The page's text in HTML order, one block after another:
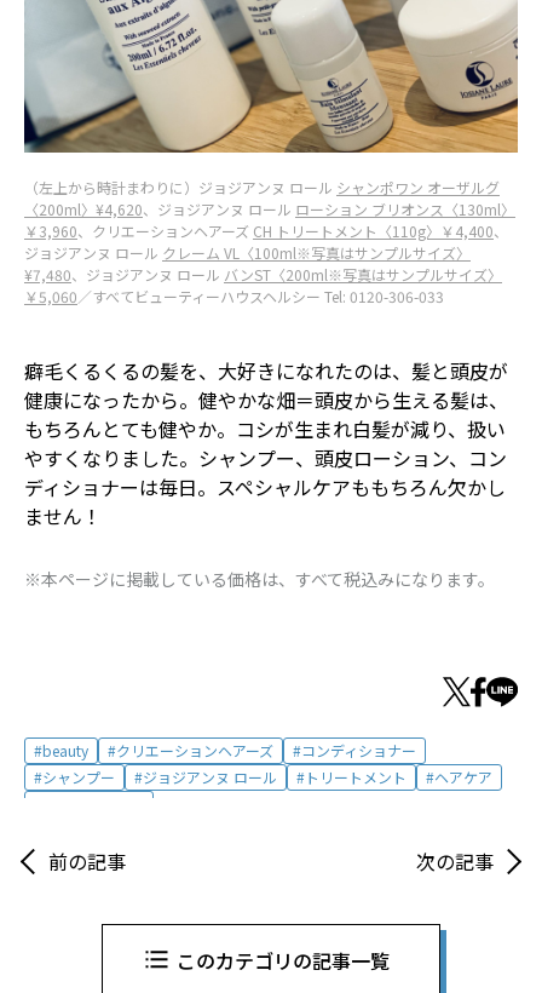
（左上から時計まわりに）ジョジアンヌ ロール シャンポワン オーザルグ
〈200ml〉¥4,620、ジョジアンヌ ロール ローション ブリオンス〈130ml〉
￥3,960、クリエーションヘアーズ CH トリートメント〈110g〉￥4,400、
ジョジアンヌ ロール クレーム VL〈100ml※写真はサンプルサイズ〉
¥7,480、ジョジアンヌ ロール バンST〈200ml※写真はサンプルサイズ〉
￥5,060／すべてビューティーハウスヘルシー Tel: 0120-306-033
癖毛くるくるの髪を、大好きになれたのは、髪と頭皮が
健康になったから。健やかな畑＝頭皮から生える髪は、
もちろんとても健やか。コシが生まれ白髪が減り、扱い
やすくなりました。シャンプー、頭皮ローション、コン
ディショナーは毎日。スペシャルケアももちろん欠かし
ません！
※本ページに掲載している価格は、すべて税込みになります。
beauty クリエーションヘアーズ
コンディショナー
シャンプー
ジョジアンヌ ロール トリートメント
ヘアケア
前の記事 次の記事
このカテゴリの記事一覧